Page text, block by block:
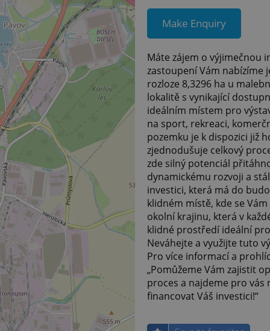
Make Enquiry
Máte zájem o výjimečnou
zastoupení Vám nabízíme
rozloze 8,3296 ha u
lokalitě s vynikající
ideálním místem pro
na sport, rekreaci,
pozemku je k dispozici již
zjednodušuje celkový
zde silný potenciál
dynamickému rozvoji a
investici, která má do
klidném místě, kde se
okolní krajinu, která v
klidné prostředí ideální
Neváhejte a využijte tuto
Pro více informací a
„Pomůžeme Vám zajistit
proces a najdeme pro vás
financovat Váš investici!“